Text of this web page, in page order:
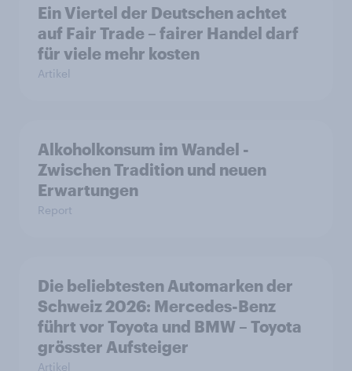
Ein Viertel der Deutschen achtet
auf Fair Trade – fairer Handel darf
für viele mehr kosten
Artikel
Alkoholkonsum im Wandel​ -
Zwischen Tradition und neuen
Erwartungen
Report
Die beliebtesten Automarken der
Schweiz 2026: Mercedes-Benz
führt vor Toyota und BMW – Toyota
grösster Aufsteiger
Artikel